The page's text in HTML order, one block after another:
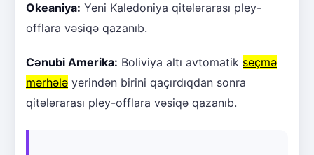
Okeaniya: Yeni Kaledoniya qitələrarası pley-
offlara vəsiqə qazanıb.
Cənubi Amerika: Boliviya altı avtomatik seçmə
mərhələ yerindən birini qaçırdıqdan sonra
qitələrarası pley-offlara vəsiqə qazanıb.